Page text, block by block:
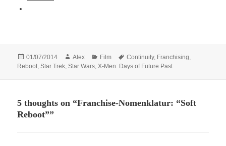
Posted
on
01/07/2014 Author
Alex Categories
Film Tags
Continuity, Franchising,
Reboot,Star Trek,Star Wars,X-Men: Days of Future Past
5 thoughts on “Franchise-Nomenklatur: “Soft
Reboot””